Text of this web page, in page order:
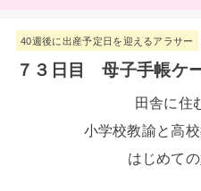
40週後に出産予定日を迎えるアラサー
７３日目 母子手帳ケ
田舎に住
小学校教諭と高
はじめて